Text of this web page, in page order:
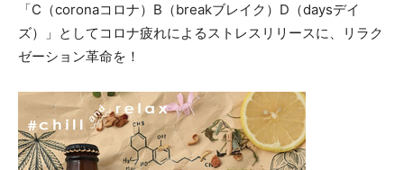
「C（coronaコロナ）B（breakブレイク）D（daysデイ
ズ）」としてコロナ疲れによるストレスリリースに、リラク
ゼーション革命を！